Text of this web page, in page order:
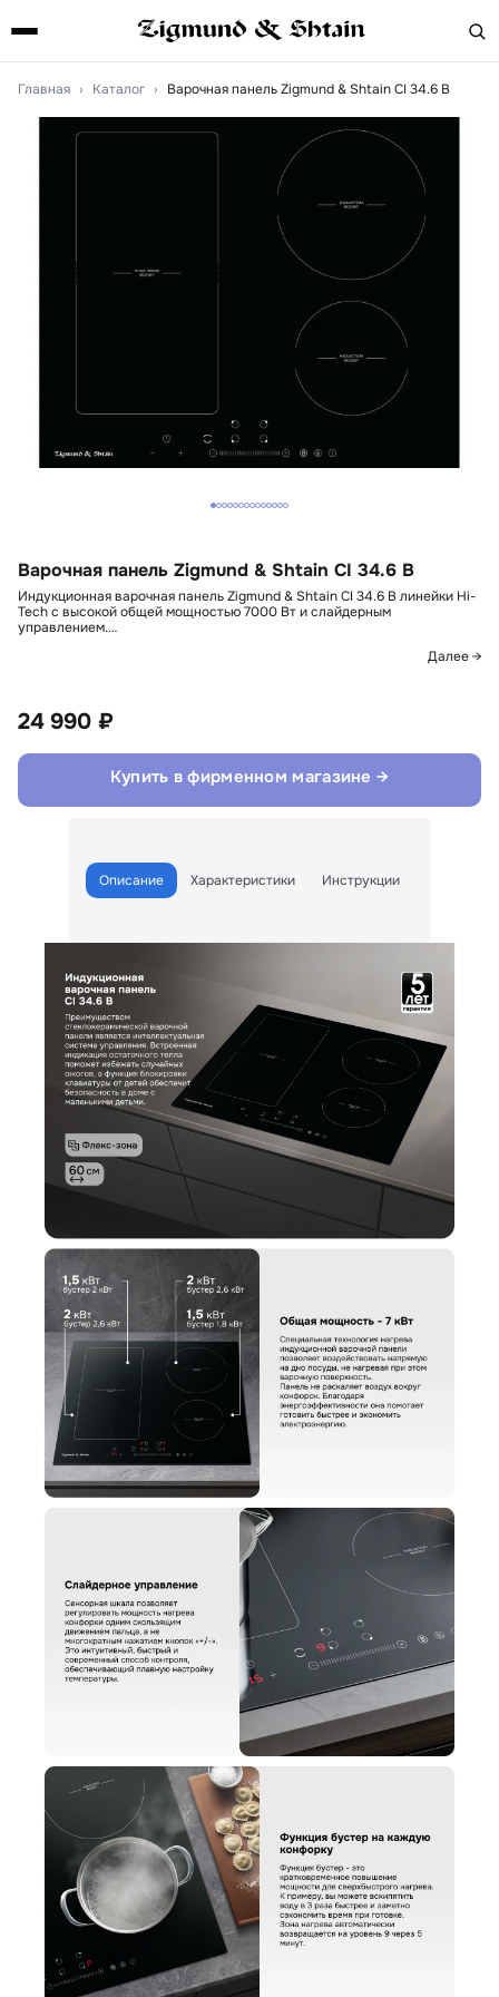
Главная › Каталог › Варочная панель Zigmund & Shtain CI 34.6 B
Варочная панель Zigmund & Shtain CI 34.6 B
Индукционная варочная панель Zigmund & Shtain CI 34.6 B линейки Hi-
Tech с высокой общей мощностью 7000 Вт и слайдерным
управлением.…
Далее →
24 990 ₽
Купить в фирменном магазине →
Описание Характеристики Инструкции